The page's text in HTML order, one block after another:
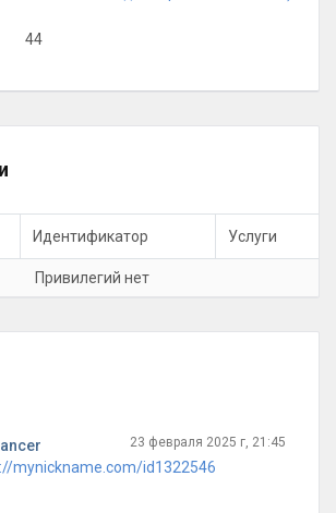
44
Идентификатор Услуги
Привилегий нет
23 февраля 2025 г, 21:45
mynickname.com/id1322546